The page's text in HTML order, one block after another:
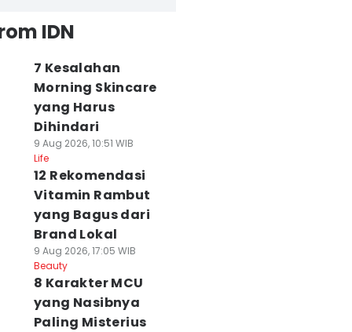
IDN
7 Kesalahan
Morning Skincare
yang Harus
Dihindari
9 Aug 2026, 10:51 WIB
Life
12 Rekomendasi
Vitamin Rambut
yang Bagus dari
Brand Lokal
9 Aug 2026, 17:05 WIB
Beauty
8 Karakter MCU
yang Nasibnya
Paling Misterius